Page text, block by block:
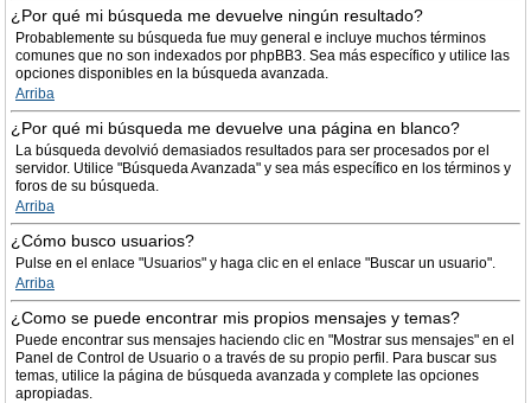
¿Por qué mi búsqueda me devuelve ningún resultado?
Probablemente su búsqueda fue muy general e incluye muchos términos
comunes que no son indexados por phpBB3. Sea más específico y utilice las
opciones disponibles en la búsqueda avanzada.
Arriba
¿Por qué mi búsqueda me devuelve una página en blanco?
La búsqueda devolvió demasiados resultados para ser procesados por el
servidor. Utilice "Búsqueda Avanzada" y sea más específico en los términos y
foros de su búsqueda.
Arriba
¿Cómo busco usuarios?
Pulse en el enlace "Usuarios" y haga clic en el enlace "Buscar un usuario".
Arriba
¿Como se puede encontrar mis propios mensajes y temas?
Puede encontrar sus mensajes haciendo clic en "Mostrar sus mensajes" en el
Panel de Control de Usuario o a través de su propio perfil. Para buscar sus
temas, utilice la página de búsqueda avanzada y complete las opciones
apropiadas.